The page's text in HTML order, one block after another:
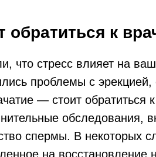
обратиться к
что стресс влияет на
проблемы с
— стоит обратиться
обследования,
спермы. В некоторых
на восстановление